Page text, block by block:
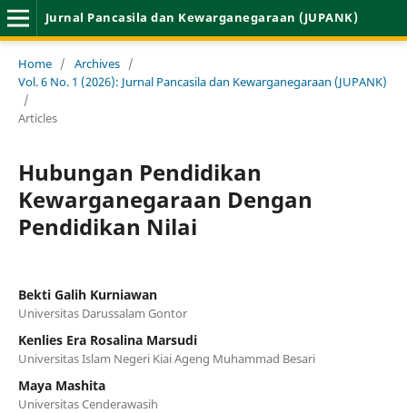
Jurnal Pancasila dan Kewarganegaraan (JUPANK)
Home / Archives /
Vol. 6 No. 1 (2026): Jurnal Pancasila dan Kewarganegaraan (JUPANK)
/
Articles
Hubungan Pendidikan
Kewarganegaraan Dengan
Pendidikan Nilai
Bekti Galih Kurniawan
Universitas Darussalam Gontor
Kenlies Era Rosalina Marsudi
Universitas Islam Negeri Kiai Ageng Muhammad Besari
Maya Mashita
Universitas Cenderawasih